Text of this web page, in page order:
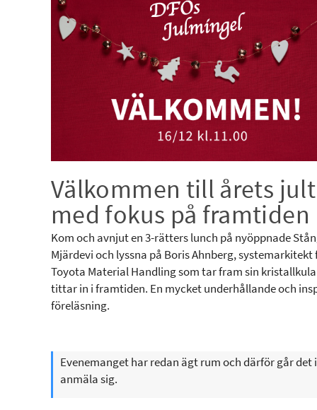
Välkommen till årets
med fokus på framtiden
Kom och avnjut en 3-rätters lunch på nyöppnade
Mjärdevi och lyssna på Boris Ahnberg, systemarkitekt
Toyota Material Handling som tar fram sin
tittar in i framtiden. En mycket underhållande och
föreläsning.
Evenemanget har redan ägt rum och därför går det
anmäla sig.